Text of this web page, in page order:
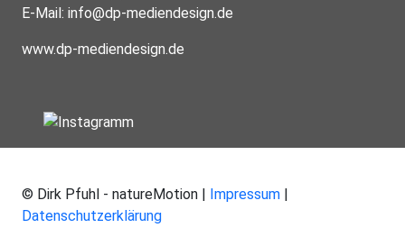
E-Mail: info@dp-mediendesign.de
www.dp-mediendesign.de
© Dirk Pfuhl - natureMotion | Impressum |
Datenschutzerklärung